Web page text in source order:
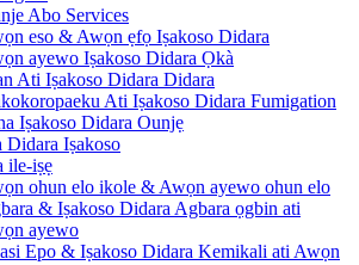
Abo Services
eso & Awọn ẹfọ Iṣakoso Didara
ayewo Iṣakoso Didara Ọkà
Ati Iṣakoso Didara Didara
Ati Iṣakoso Didara Fumigation
Iṣakoso Didara Ounjẹ
Didara Iṣakoso
ile-iṣẹ
ohun elo ikole & Awọn ayewo ohun elo
& Iṣakoso Didara Agbara ọgbin ati
ayewo
Epo & Iṣakoso Didara Kemikali ati Awọn